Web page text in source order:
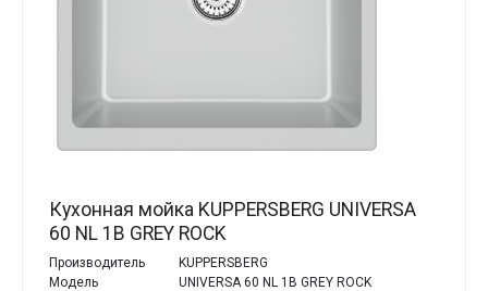
Кухонная мойка KUPPERSBERG UNIVERSA
60 NL 1B GREY ROCK
Производитель
KUPPERSBERG
Модель
UNIVERSA 60 NL 1B GREY ROCK